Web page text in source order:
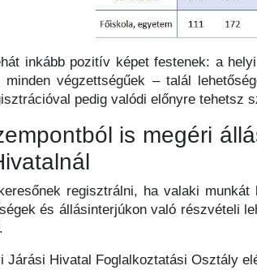
inkább pozitív képet festenek: a
minden végzettségűek – talál
pedig valódi előnyre tehetsz
is megéri
regisztrálni, ha valaki
és állásinterjúkon való részvételi
Járási Hivatal Foglalkoztatási Osztály